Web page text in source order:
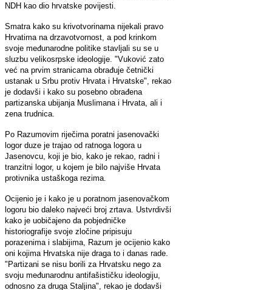
NDH kao dio hrvatske povijesti.
Smatra kako su krivotvorinama nijekali pravo
Hrvatima na drzavotvornost, a pod krinkom
svoje međunarodne politike stavljali su se u
sluzbu velikosrpske ideologije. "Vuković zato
već na prvim stranicama obrađuje četnički
ustanak u Srbu protiv Hrvata i Hrvatske", rekao
je dodavši i kako su posebno obrađena
partizanska ubijanja Muslimana i Hrvata, ali i
zena trudnica.
Po Razumovim riječima poratni jasenovački
logor duze je trajao od ratnoga logora u
Jasenovcu, koji je bio, kako je rekao, radni i
tranzitni logor, u kojem je bilo najviše Hrvata
protivnika ustaškoga rezima.
Ocijenio je i kako je u poratnom jasenovačkom
logoru bio daleko najveći broj zrtava. Ustvrdivši
kako je uobičajeno da pobjedničke
historiografije svoje zločine pripisuju
porazenima i slabijima, Razum je ocijenio kako
oni kojima Hrvatska nije draga to i danas rade.
"Partizani se nisu borili za Hrvatsku nego za
svoju međunarodnu antifašističku ideologiju,
odnosno za druga Staljina", rekao je dodavši